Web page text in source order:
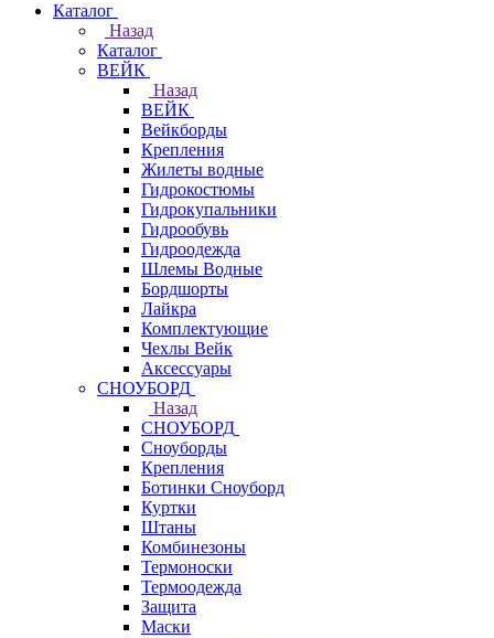
Каталог
Назад
Каталог
ВЕЙК
Назад
ВЕЙК
Вейкборды
Крепления
Жилеты водные
Гидрокостюмы
Гидрокупальники
Гидрообувь
Гидроодежда
Шлемы Водные
Бордшорты
Лайкра
Комплектующие
Чехлы Вейк
Аксессуары
СНОУБОРД
Назад
СНОУБОРД
Сноуборды
Крепления
Ботинки Сноуборд
Куртки
Штаны
Комбинезоны
Термоноски
Термоодежда
Защита
Маски